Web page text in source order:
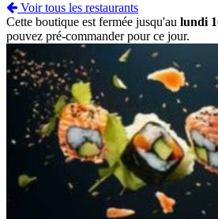
Voir tous les restaurants
Cette boutique est fermée jusqu'au lundi
pouvez pré-commander pour ce jour.